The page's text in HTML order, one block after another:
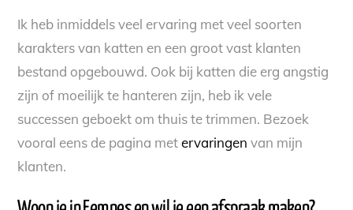
Ik heb inmiddels veel ervaring met veel soorten
karakters van katten en een groot vast klanten
bestand opgebouwd. Ook bij katten die erg angstig
zijn of moeilijk te hanteren zijn, heb ik vele
successen geboekt om thuis te trimmen. Bezoek
vooral eens de pagina metervaringen van mijn
klanten.